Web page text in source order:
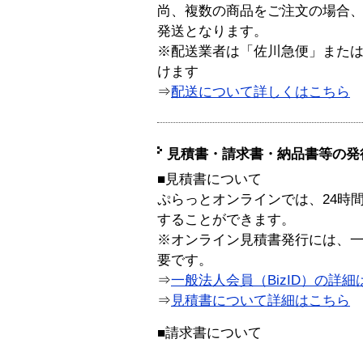
尚、複数の商品をご注文の場合
発送となります。
※配送業者は「佐川急便」また
けます
⇒配送について詳しくはこちら
見積書・請求書・納品書等の
■見積書について
ぷらっとオンラインでは、24時
することができます。
※オンライン見積書発行には、
要です。
⇒一般法人会員（BizID）の詳細
⇒ 見積書について詳細はこちら
■請求書について